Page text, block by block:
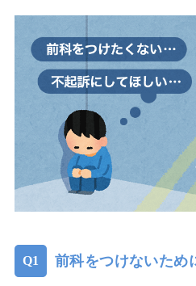
前科をつけないため